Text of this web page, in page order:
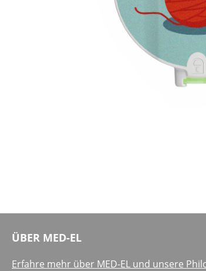
ÜBER MED-EL
Erfahre mehr über MED-EL und unsere